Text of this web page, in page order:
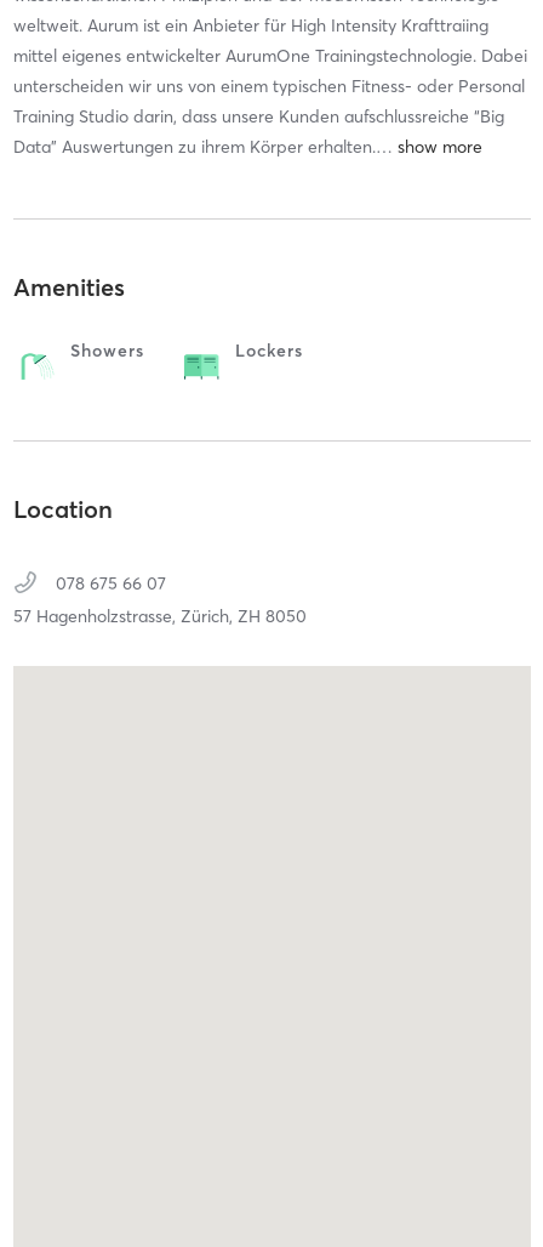
weltweit. Aurum ist ein Anbieter für High Intensity Krafttraiing
mittel eigenes entwickelter AurumOne Trainingstechnologie. Dabei
unterscheiden wir uns von einem typischen Fitness- oder Personal
Training Studio darin, dass unsere Kunden aufschlussreiche “Big
Data” Auswertungen zu ihrem Körper erhalten.…
Amenities
Showers Lockers
Location
078 675 66 07
57 Hagenholzstrasse, Zürich, ZH 8050